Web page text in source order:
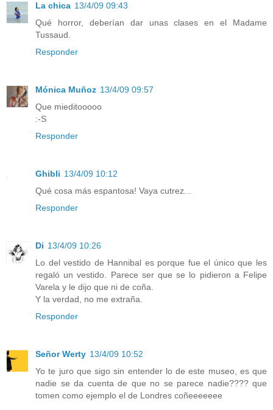
La chica 13/4/09 09:43
Qué horror, deberían dar unas clases en el Madame
Tussaud.
Responder
Mónica Muñoz 13/4/09 09:57
Que mieditooooo
:-S
Responder
Ghibli 13/4/09 10:12
Qué cosa más espantosa! Vaya cutrez...
Responder
Di 13/4/09 10:26
Lo del vestido de Hannibal es porque fue el único que les
regaló un vestido. Parece ser que se lo pidieron a Felipe
Varela y le dijo que ni de coña.
Y la verdad, no me extraña.
Responder
Señor Werty 13/4/09 10:52
Yo te juro que sigo sin entender lo de este museo, es que
nadie se da cuenta de que no se parece nadie???? que
tomen como ejemplo el de Londres coñeeeeeee